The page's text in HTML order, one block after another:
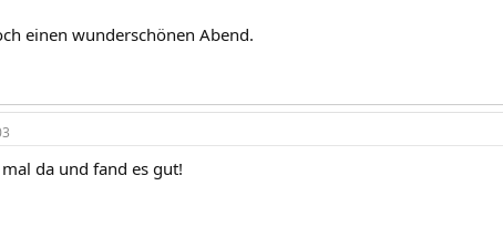
einen wunderschönen Abend.
da und fand es gut!